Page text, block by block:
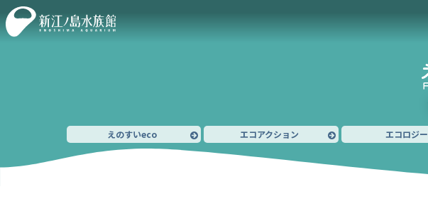
えのすいeco エコアクション エコロジー